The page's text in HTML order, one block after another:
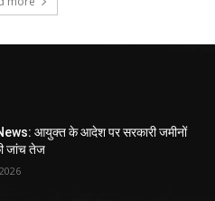
आयुक्त के आदेश पर सरकारी जमीनों
जांच तेज